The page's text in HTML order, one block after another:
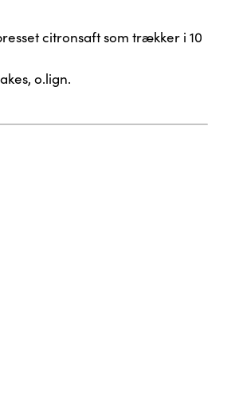
citronsaft som trækker i 10
o.lign.